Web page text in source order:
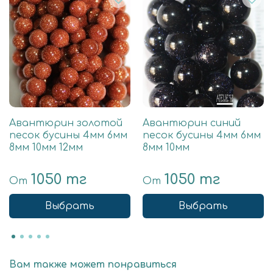
Авантюрин золотой
песок бусины 4мм 6мм
8мм 10мм 12мм
От 1050 тг
Выбрать
Авантюрин синий
песок бусины 4мм 6мм
8мм 10мм
От 1050 тг
Выбрать
Вам также может понравиться